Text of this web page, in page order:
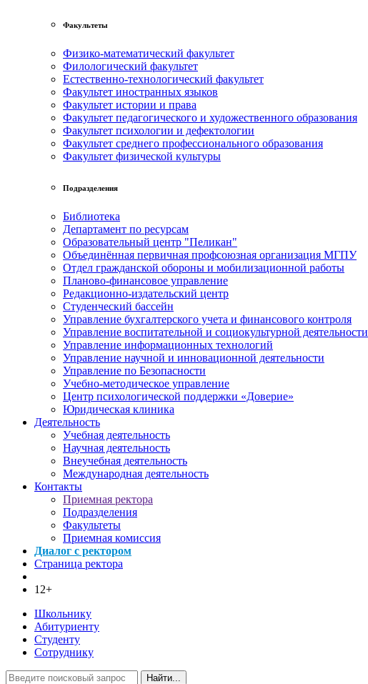
Факультеты
Физико-математический факультет
Филологический факультет
Естественно-технологический факультет
Факультет иностранных языков
Факультет истории и права
Факультет педагогического и художественного образования
Факультет психологии и дефектологии
Факультет среднего профессионального образования
Факультет физической культуры
Подразделения
Библиотека
Департамент по ресурсам
Образовательный центр "Пеликан"
Объединённая первичная профсоюзная организация МГПУ
Отдел гражданской обороны и мобилизационной работы
Планово-финансовое управление
Редакционно-издательский центр
Студенческий бассейн
Управление бухгалтерского учета и финансового контроля
Управление воспитательной и социокультурной деятельности
Управление информационных технологий
Управление научной и инновационной деятельности
Управление по Безопасности
Учебно-методическое управление
Центр психологической поддержки «Доверие»
Юридическая клиника
Деятельность
Учебная деятельность
Научная деятельность
Внеучебная деятельность
Международная деятельность
Контакты
Приемная ректора
Подразделения
Факультеты
Приемная комиссия
Диалог с ректором
Страница ректора
12+
Школьнику
Абитуриенту
Студенту
Сотруднику
Найти...